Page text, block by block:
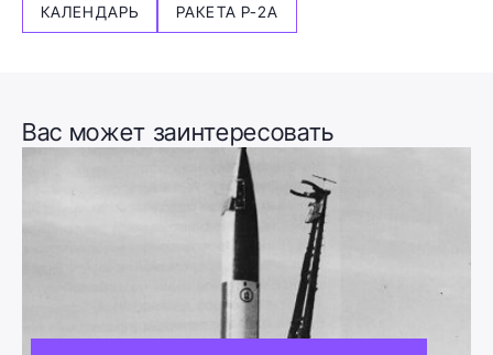
КАЛЕНДАРЬ РАКЕТА Р-2А
Вас может заинтересовать